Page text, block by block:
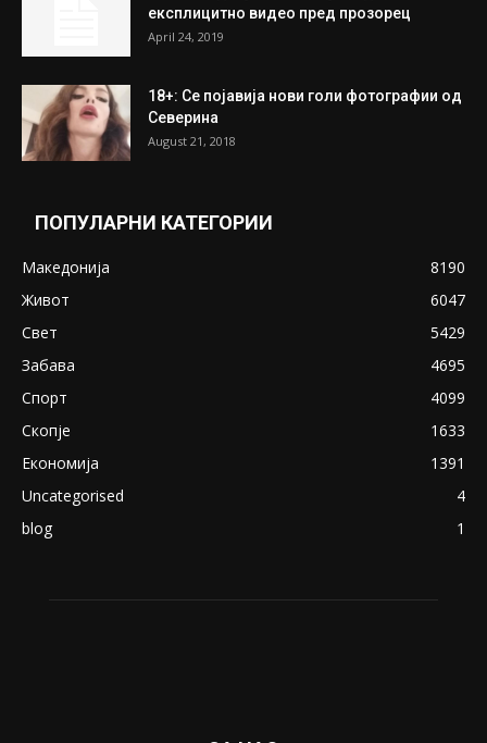
експлицитно видео пред прозорец
April 24, 2019
18+: Се појавија нови голи фотографии од
Северина
August 21, 2018
ПОПУЛАРНИ КАТЕГОРИИ
Македонија
8190
Живот
6047
Свет
5429
Забава
4695
Спорт
4099
Скопје
1633
Економија
1391
Uncategorised
4
blog
1